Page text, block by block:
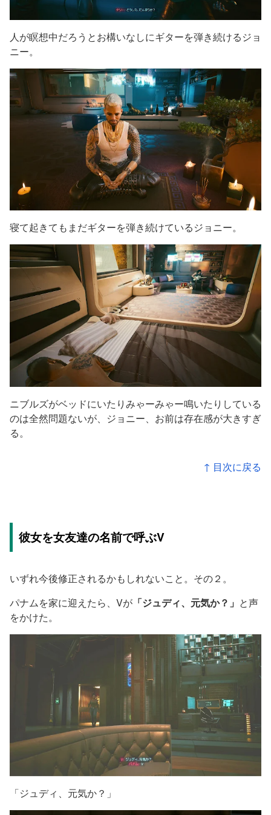
人が瞑想中だろうとお構いなしにギターを弾き続けるジョ
ニー。
寝て起きてもまだギターを弾き続けているジョニー。
ニブルズがベッドにいたりみゃーみゃー鳴いたりしている
のは全然問題ないが、ジョニー、お前は存在感が大きすぎ
る。
↑ 目次に戻る
彼女を女友達の名前で呼ぶV
いずれ今後修正されるかもしれないこと。その２。
パナムを家に迎えたら、Vが 「ジュディ、元気か？」 と声
をかけた。
「ジュディ、元気か？」